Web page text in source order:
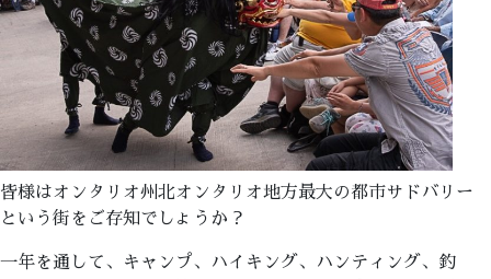
皆様はオンタリオ州北オンタリオ地方最大の都市サドバリー
という街をご存知でしょうか？
一年を通して、キャンプ、ハイキング、ハンティング、釣